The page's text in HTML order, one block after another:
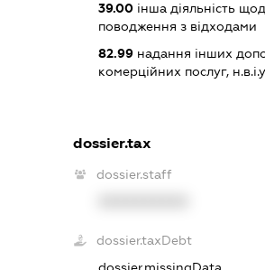
39.00 інша діяльність
поводження з відходами
82.99 надання інших
комерційних послуг,
dossier.tax
dossier.staff
dossier.taxDebt
dossier.missingData